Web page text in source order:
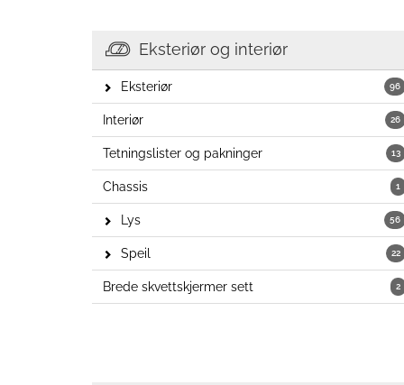
Eksteriør og interiør
96
Eksteriør
26
Interiør
13
Tetningslister og pakninger
1
Chassis
56
Lys
22
Speil
2
Brede skvettskjermer sett